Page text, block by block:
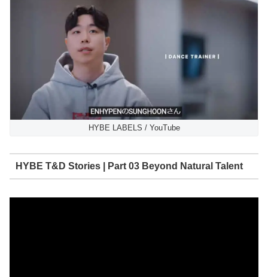
HYBE LABELS / YouTube
HYBE T&D Stories | Part 03 Beyond Natural Talent